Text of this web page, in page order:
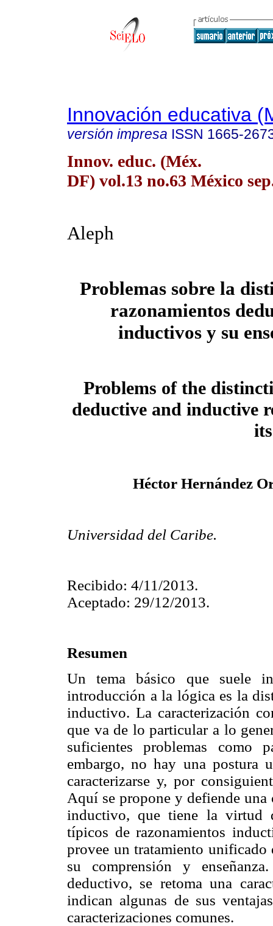
Innovación educativa
versión impresa ISSN 1665-
Innov. educ. (Méx.
DF) vol.13 no.63 México
Aleph
Problemas sobre la
razonamientos
inductivos y su
Problems of the
deductive and inductive
Héctor Hernández
Universidad del Caribe.
Recibido: 4/11/2013.
Aceptado: 29/12/2013.
Resumen
Un tema básico que suele
introducción a la lógica es la
inductivo. La caracterización
que va de lo particular a lo
suficientes problemas como
embargo, no hay una postura
caracterizarse y, por
Aquí se propone y defiende
inductivo, que tiene la virtud
típicos de razonamientos
provee un tratamiento
su comprensión y
deductivo, se retoma una
indican algunas de sus
caracterizaciones comunes.